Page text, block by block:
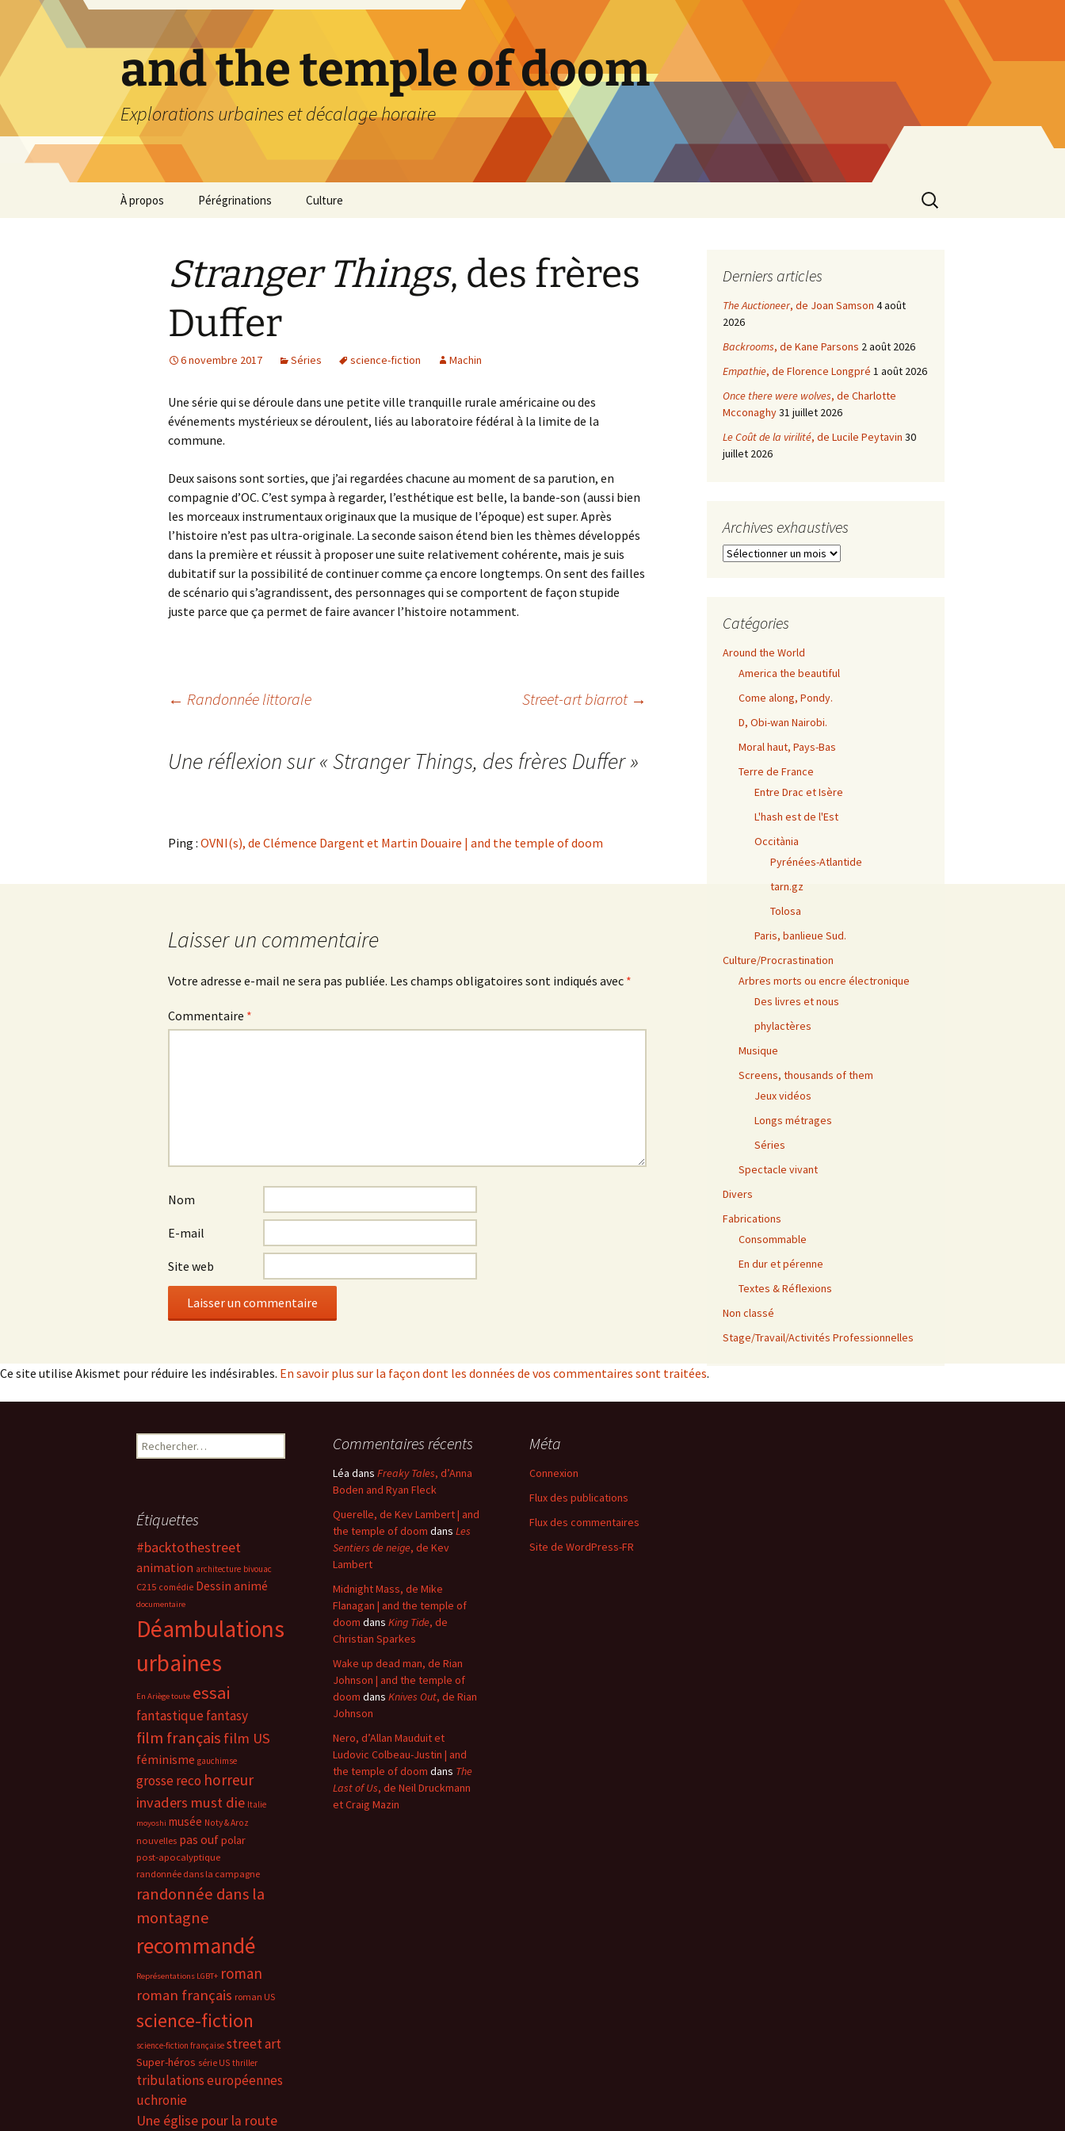
contenu
and the temple of doom
Explorations urbaines et décalage horaire
À propos Pérégrinations Culture
Rechercher :
Stranger Things, des frères
Duffer
6 novembre 2017 Séries science-fiction Machin
Une série qui se déroule dans une petite ville tranquille rurale américaine ou des
événements mystérieux se déroulent, liés au laboratoire fédéral à la limite de la
commune.
Deux saisons sont sorties, que j’ai regardées chacune au moment de sa parution, en
compagnie d’OC. C’est sympa à regarder, l’esthétique est belle, la bande-son (aussi bien
les morceaux instrumentaux originaux que la musique de l’époque) est super. Après
l’histoire n’est pas ultra-originale. La seconde saison étend bien les thèmes développés
dans la première et réussit à proposer une suite relativement cohérente, mais je suis
dubitatif sur la possibilité de continuer comme ça encore longtemps. On sent des failles
de scénario qui s’agrandissent, des personnages qui se comportent de façon stupide
juste parce que ça permet de faire avancer l’histoire notamment.
Navigation
← Randonnée littorale Street-art biarrot →
Une réflexion sur «Stranger Things, des frères Duffer»
Ping : OVNI(s), de Clémence Dargent et Martin Douaire | and the temple of doom
Laisser un commentaire
Votre adresse e-mail ne sera pas publiée. Les champs obligatoires sont indiqués avec *
Commentaire *
Nom
E-mail
Site web
Ce site utilise Akismet pour réduire les indésirables. En savoir plus sur la façon dont les données de vos commentaires sont traitées.
Derniers articles
The Auctioneer, de Joan Samson 4 août
2026
Backrooms, de Kane Parsons 2 août 2026
Empathie, de Florence Longpré 1 août 2026
Once there were wolves, de Charlotte
Mcconaghy31 juillet 2026
Le Coût de la virilité, de Lucile Peytavin 30
juillet 2026
Archives exhaustives
Archives
Catégories
Around the World
America the beautiful
Come along, Pondy.
D, Obi-wan Nairobi.
Moral haut, Pays-Bas
Terre de France
Entre Drac et Isère
L'hash est de l'Est
Occitània
Pyrénées-Atlantide
tarn.gz
Tolosa
Paris, banlieue Sud.
Culture/Procrastination
Arbres morts ou encre électronique
Des livres et nous
phylactères
Musique
Screens, thousands of them
Jeux vidéos
Longs métrages
Séries
Spectacle vivant
Divers
Fabrications
Consommable
En dur et pérenne
Textes & Réflexions
Non classé
Stage/Travail/Activités Professionnelles
Rechercher : Commentaires récents
Léa dans Freaky Tales, d’Anna
Boden and Ryan Fleck
Querelle, de Kev Lambert | and
the temple of doom dans Les
Sentiers de neige, de Kev
Lambert
Midnight Mass, de Mike
Flanagan | and the temple of
doom dans King Tide, de
Christian Sparkes
Wake up dead man, de Rian
Johnson | and the temple of
doom dans Knives Out, de Rian
Johnson
Nero, d’Allan Mauduit et
Ludovic Colbeau-Justin | and
the temple of doom dans The
Last of Us, de Neil Druckmann
et Craig Mazin
Méta
Connexion
Flux des publications
Flux des commentaires
Site de WordPress-FR
Étiquettes
#backtothestreet
animation architecture bivouac
C215 comédie Dessin animé
documentaire
Déambulations
urbaines
En Ariège toute essai
fantastiquefantasy
film français film US
féminisme gauchimse
grosse reco horreur
invaders must die Italie
moyoshi musée Noty & Aroz
nouvelles pas oufpolar
post-apocalyptique
randonnée dans la campagne
randonnée dans la
montagne
recommandé
Représentations LGBT+ roman
roman français roman US
science-fiction
science-fiction française street art
Super-héros série US thriller
tribulations européennes
uchronie
Une église pour la route